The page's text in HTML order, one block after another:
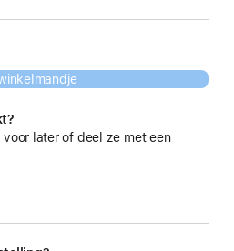
voor later of deel ze met een